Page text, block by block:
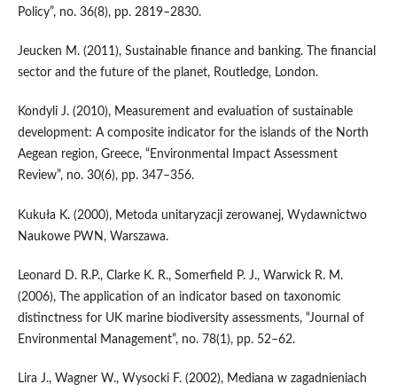
Policy”, no. 36(8), pp. 2819–2830.
Jeucken M. (2011), Sustainable finance and banking. The financial
sector and the future of the planet, Routledge, London.
Kondyli J. (2010), Measurement and evaluation of sustainable
development: A composite indicator for the islands of the North
Aegean region, Greece, “Environmental Impact Assessment
Review”, no. 30(6), pp. 347–356.
Kukuła K. (2000), Metoda unitaryzacji zerowanej, Wydawnictwo
Naukowe PWN, Warszawa.
Leonard D. R.P., Clarke K. R., Somerfield P. J., Warwick R. M.
(2006), The application of an indicator based on taxonomic
distinctness for UK marine biodiversity assessments, “Journal of
Environmental Management”, no. 78(1), pp. 52–62.
Lira J., Wagner W., Wysocki F. (2002), Mediana w zagadnieniach